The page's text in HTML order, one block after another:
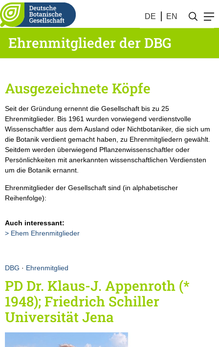
DE EN
Ehrenmitglieder der DBG
Ausgezeichnete Köpfe
Seit der Gründung ernennt die Gesellschaft bis zu 25
Ehrenmitglieder. Bis 1961 wurden vorwiegend verdienstvolle
Wissenschaftler aus dem Ausland oder Nichtbotaniker, die sich um
die Botanik verdient gemacht haben, zu Ehrenmitgliedern gewählt.
Seitdem werden überwiegend Pflanzenwissenschaftler oder
Persönlichkeiten mit anerkannten wissenschaftlichen Verdiensten
um die Botanik ernannt.
Ehrenmitglieder der Gesellschaft sind (in alphabetischer
Reihenfolge):
Auch interessant:
Ehem Ehrenmitglieder
DBG · Ehrenmitglied
PD Dr. Klaus-J. Appenroth (*
1948); Friedrich Schiller
Universität Jena